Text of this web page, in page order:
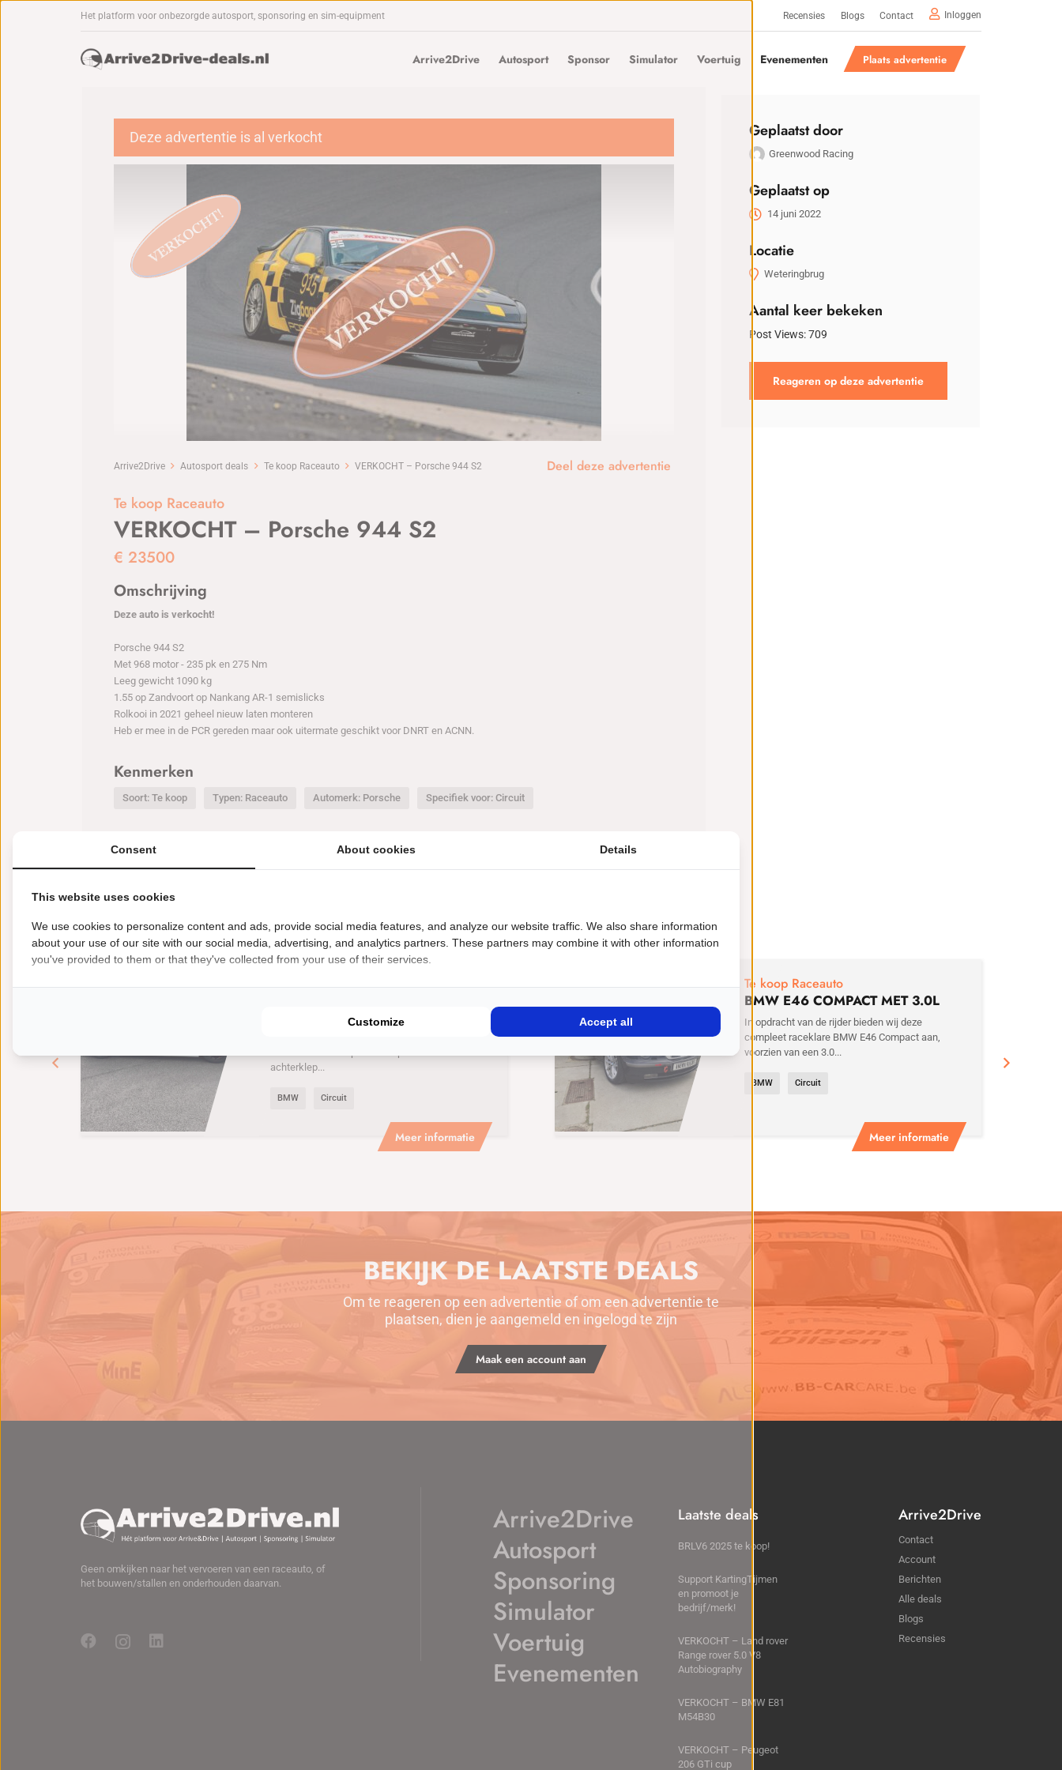
Het platform voor onbezorgde autosport, sponsoring en sim-equipment Recensies Blogs Contact Inloggen
Arrive2Drive Autosport Sponsor Simulator Voertuig Evenementen Plaats advertentie
Deze advertentie is al verkocht
Arrive2Drive Autosport deals Te koop Raceauto VERKOCHT – Porsche 944 S2 Deel deze advertentie
Te koop Raceauto
VERKOCHT – Porsche 944 S2
€ 23500
Omschrijving
Deze auto is verkocht!
Porsche 944 S2
Met 968 motor - 235 pk en 275 Nm
Leeg gewicht 1090 kg
1.55 op Zandvoort op Nankang AR-1 semislicks
Rolkooi in 2021 geheel nieuw laten monteren
Heb er mee in de PCR gereden maar ook uitermate geschikt voor DNRT en ACNN.
Kenmerken
Soort: Te koop Typen: Raceauto Automerk: Porsche Specifiek voor: Circuit
Geplaatst door
Greenwood Racing
Geplaatst op
14 juni 2022
Locatie
Weteringbrug
Aantal keer bekeken
Post Views:709
Reageren op deze advertentie
Nieuwste deals
BEKIJK MEER
€35000
Meer informatie
Te koop Raceauto
BMW E46 M3 Cup. 6 versnellingen,
achterklep...
BMW Circuit
Meer informatie
Te koop Raceauto
BMW E46 COMPACT MET 3.0L
MOTOR
In opdracht van de rijder bieden wij deze
compleet raceklare BMW E46 Compact aan,
voorzien van een 3.0...
BMW Circuit
BEKIJK DE LAATSTE DEALS
Om te reageren op een advertentie of om een advertentie te
plaatsen, dien je aangemeld en ingelogd te zijn
Maak een account aan
Geen omkijken naar het vervoeren van een raceauto, of
het bouwen/stallen en onderhouden daarvan.
Arrive2Drive
Autosport
Sponsoring
Simulator
Voertuig
Evenementen
Laatste deals
BRLV6 2025 te koop!
Support KartingTijmen
en promoot je
bedrijf/merk!
VERKOCHT – Land rover
Range rover 5.0 V8
Autobiography
VERKOCHT – BMW E81
M54B30
VERKOCHT – Peugeot
206 GTi cup
Arrive2Drive
Contact
Account
Berichten
Alle deals
Blogs
Recensies
Consent About cookies Details
This website uses cookies
We use cookies to personalize content and ads, provide social media features, and analyze our website traffic. We also share information
about your use of our site with our social media, advertising, and analytics partners. These partners may combine it with other information
you've provided to them or that they've collected from your use of their services.
Customize Accept all